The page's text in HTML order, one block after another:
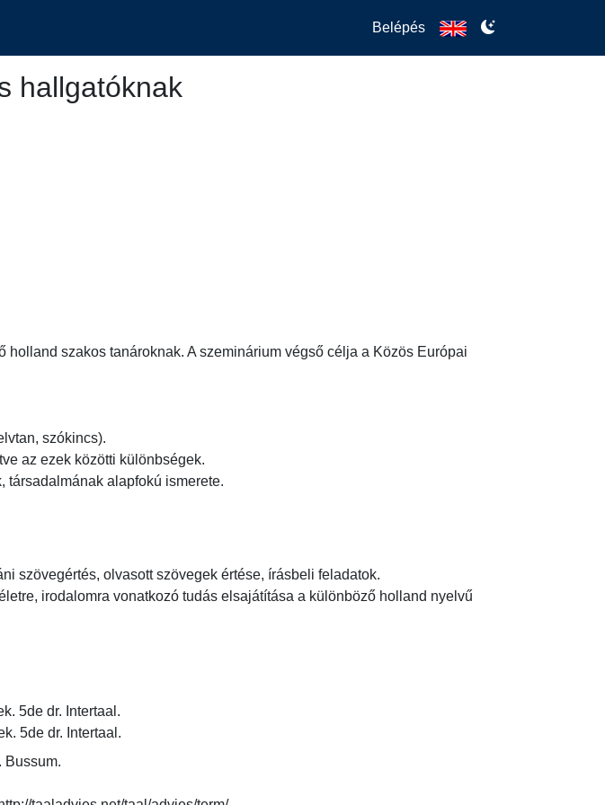
Belépés
hallgatóknak
szakos tanároknak. A szeminárium végső célja a Közös Európai
szókincs).
az ezek közötti különbségek.
társadalmának alapfokú ismerete.
szövegértés, olvasott szövegek értése, írásbeli feladatok.
irodalomra vonatkozó tudás elsajátítása a különböző holland nyelvű
5de dr. Intertaal.
5de dr. Intertaal.
Bussum.